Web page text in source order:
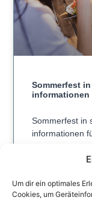
Um dir ein optimales
Cookies, um
Sommerfest
informationen
Sommerfest in
informationen